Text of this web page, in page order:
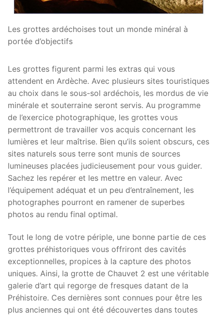
Les grottes ardéchoises tout un monde minéral à
portée d’objectifs
Les grottes figurent parmi les extras qui vous
attendent en Ardèche. Avec plusieurs sites touristiques
au choix dans le sous-sol ardéchois, les mordus de vie
minérale et souterraine seront servis. Au programme
de l’exercice photographique, les grottes vous
permettront de travailler vos acquis concernant les
lumières et leur maîtrise. Bien qu’ils soient obscurs, ces
sites naturels sous terre sont munis de sources
lumineuses placées judicieusement pour vous guider.
Sachez les repérer et les mettre en valeur. Avec
l’équipement adéquat et un peu d’entraînement, les
photographes pourront en ramener de superbes
photos au rendu final optimal.
Tout le long de votre périple, une bonne partie de ces
grottes préhistoriques vous offriront des cavités
exceptionnelles, propices à la capture des photos
uniques. Ainsi, la grotte de Chauvet 2 est une véritable
galerie d’art qui regorge de fresques datant de la
Préhistoire. Ces dernières sont connues pour être les
plus anciennes qui ont été découvertes dans toutes